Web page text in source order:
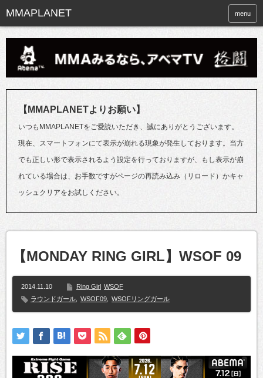
menu
【MMAPLANETよりお願い】
いつもMMAPLANETをご愛読いただき、誠にありがとうございます。
現在、スマートフォンにて表示が崩れる現象が発生しております。当方
でも正しい形で表示されるよう設定を行っておりますが、もし表示が崩
れている場合は、お手数ですがページの再読み込み（リロード）かキャ
ッシュクリアをお試しください。
【MONDAY RING GIRL】WSOF 09
2014.11.10 Ring Girl WSOF
ラウンドガール
WSOF09 WSOFリングガール